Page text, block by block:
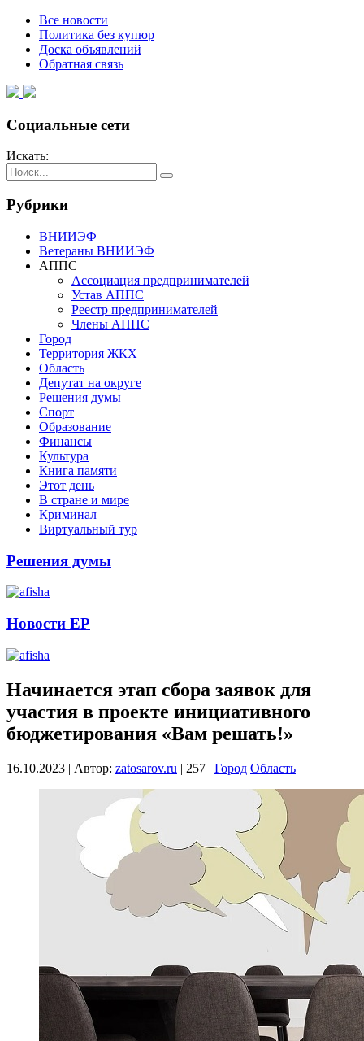
Все новости
Политика без купюр
Доска объявлений
Обратная связь
Социальные сети
Искать:
Рубрики
ВНИИЭФ
Ветераны ВНИИЭФ
АППС
Ассоциация предпринимателей
Устав АППС
Реестр предпринимателей
Члены АППС
Город
Территория ЖКХ
Область
Депутат на округе
Решения думы
Спорт
Образование
Финансы
Культура
Книга памяти
Этот день
В стране и мире
Криминал
Виртуальный тур
Решения думы
Новости ЕР
Начинается этап сбора заявок для
участия в проекте инициативного
бюджетирования «Вам решать!»
16.10.2023 | Автор: zatosarov.ru | 257 | Город Область